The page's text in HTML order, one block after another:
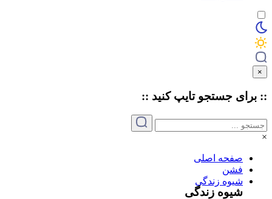
×
:: برای جستجو تایپکنید ::
×
صفحه اصلی
فشن
شیوه زندگی
شیوه زندگی